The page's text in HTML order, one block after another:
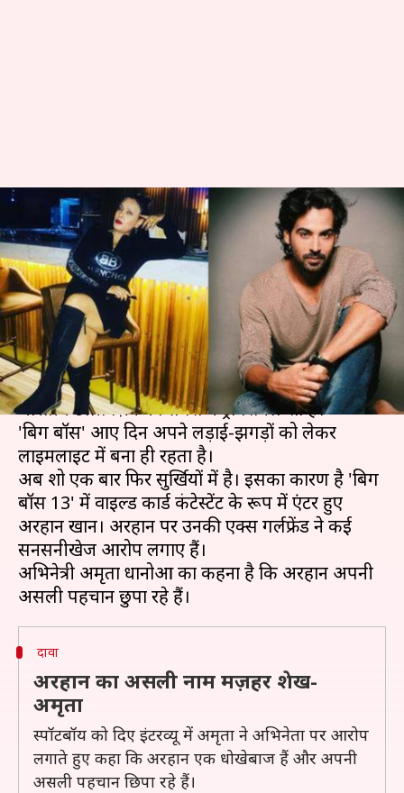
बिग बॉस 13: अरहान खान है मज़हर
शेख, छुपा रहा है अपनी असली
पहचान- एक्स गर्लफ्रेंड
लेखन स्वाति पाण्डेय Nov 14, 2019 10:00 pm
क्या है खबर?
सलमान खान द्वारा होस्ट किया जाने वाला 'बिग बॉस',
भारतीय टेलीविज़न का सबसे कंट्रोवर्शियल शो है।
'बिग बॉस' आए दिन अपने लड़ाई-झगड़ों को लेकर
लाइमलाइट में बना ही रहता है।
अब शो एक बार फिर सुर्खियों में है। इसका कारण है 'बिग
बॉस 13' में वाइल्ड कार्ड कंटेस्टेंट के रूप में एंटर हुए
अरहान खान। अरहान पर उनकी एक्स गर्लफ्रेंड ने कई
सनसनीखेज आरोप लगाए हैं।
अभिनेत्री अमृता धानोआ का कहना है कि अरहान अपनी
दावा
अरहान का असली नाम मज़हर शेख-
अमृता
स्पॉटबॉय को दिए इंटरव्यू में अमृता ने अभिनेता पर आरोप
लगाते हुए कहा कि अरहान एक धोखेबाज हैं और अपनी
असली पहचान छिपा रहे हैं।